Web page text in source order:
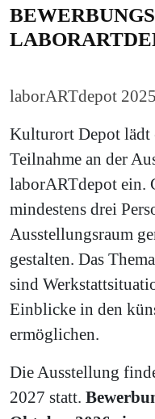
laborARTdepot
Kulturort Depot lädt
Teilnahme an der
laborARTdepot ein.
mindestens drei
Ausstellungsraum
gestalten. Das
sind
Einblicke in den
ermöglichen.
Die Ausstellung
2027 statt.